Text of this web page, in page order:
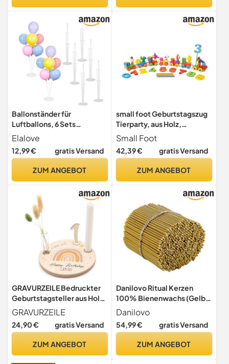
Geburtstag
Ballonständer für
Luftballons, 6 Sets
Luftballon Ständer mit
Stäben und Halterungen,
Wiederverwendbare
Transparentes Ballon Stand
Partydeko Hochzeit
Elalove
12,99 € gratis Versand
ZUM ANGEBOT
small foot Geburtstagszug
Tierparty, aus Holz,
Dekoration für jeden
Geburtstagstisch, mit 7
Waggons, 3942
Small Foot
42,39 € gratis Versand
ZUM ANGEBOT
GRAVURZEILE Bedruckter
Geburtstagsteller aus Holz
- Regenbogen Pastell Rosa
- Personalisiert mit Name &
Datum - inkl. Kerzenhalter,
Geschenk für Baby & Kinder
GRAVURZEILE
24,90 € gratis Versand
ZUM ANGEBOT
Danilovo Ritual Kerzen
100% Bienenwachs (Gelb)
- Orthodoxe Kerzen für
Gebet Tischdeko Hochzeit
- Ungiftig, Ruß - Tropffrei,
Höhe: 20,5 cm, Ø 6,6 mm
Danilovo
54,99 € gratis Versand
ZUM ANGEBOT